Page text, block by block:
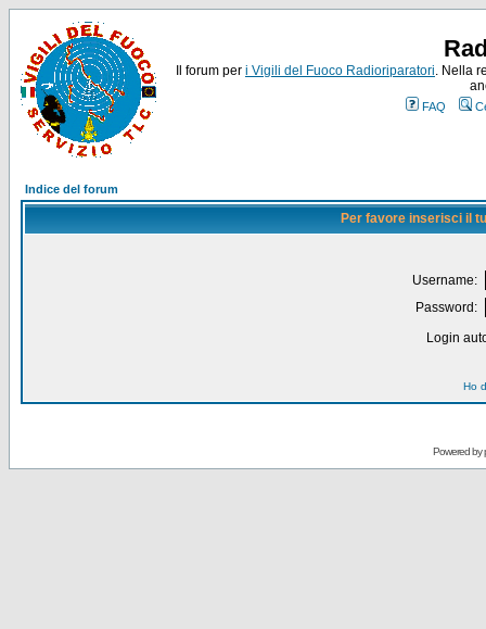
Il forum per i Vigili del Fuoco Radioriparatori. Nella
FAQ
Indice del forum
Per favore inserisci il
Username:
Password:
Login
Ho
Powered by